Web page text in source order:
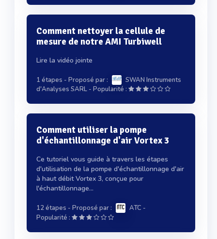
Comment nettoyer la cellule de
mesure de notre AMI Turbiwell
Lire la vidéo jointe
1 étapes - Proposé par :
SWAN Instruments
d'Analyses SARL - Popularité :
Comment utiliser la pompe
d'échantillonnage d'air Vortex 3
Ce tutoriel vous guide à travers les étapes
d'utilisation de la pompe d'échantillonnage d'air
à haut débit Vortex 3, conçue pour
l'échantillonnage...
12 étapes - Proposé par : ATC -
Popularité :